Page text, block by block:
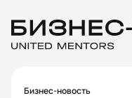
Бизнес-новость